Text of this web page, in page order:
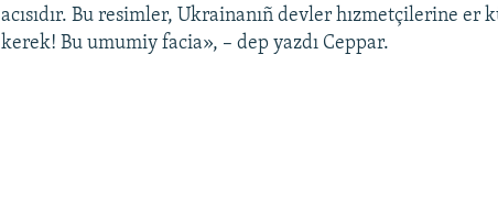
acısıdır. Bu resimler, Ukrainanıñ devler hızmetçilerine er
kerek! Bu umumiy facia», – dep yazdı Ceppar.